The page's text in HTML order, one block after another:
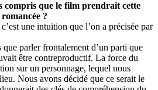
compris que le film prendrait cette
?
une intuition que l’on a précisée par
parler frontalement d’un parti que
être contreproductif. La force du
sur un personnage, lequel nous
Nous avons décidé que ce serait le